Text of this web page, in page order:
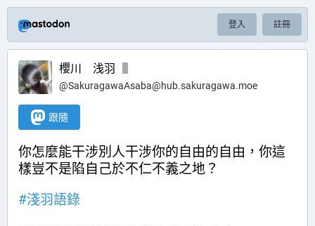
登入 註冊
櫻川 浅羽
@SakuragawaAsaba@hub.sakuragawa.moe
跟隨
你怎麼能干涉別人干涉你的自由的自由，你這
樣豈不是陷自己於不仁不義之地？
#淺羽語錄